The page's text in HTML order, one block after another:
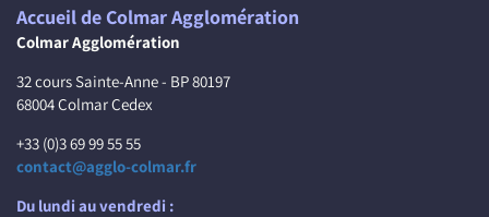
Accueil de Colmar Agglomération
Colmar Agglomération
32 cours Sainte-Anne - BP 80197
68004 Colmar Cedex
+33 (0)3 69 99 55 55
contact@agglo-colmar.fr
Du lundi au vendredi :